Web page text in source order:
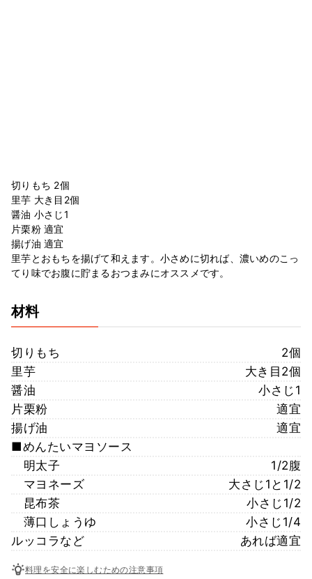
切りもち 2個
里芋 大き目2個
醤油 小さじ1
片栗粉 適宜
揚げ油 適宜
里芋とおもちを揚げて和えます。小さめに切れば、濃いめのこっ
てり味でお腹に貯まるおつまみにオススメです。
材料
切りもち
2個
里芋
大き目2個
醤油
小さじ1
片栗粉
適宜
揚げ油
適宜
■めんたいマヨソース
明太子
1/2腹
マヨネーズ
大さじ1と1/2
昆布茶
小さじ1/2
薄口しょうゆ
小さじ1/4
ルッコラなど
あれば適宜
料理を安全に楽しむための注意事項